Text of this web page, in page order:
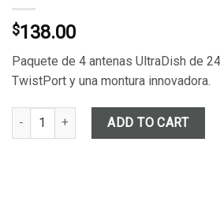
$138.00
Paquete de 4 antenas UltraDish de
TwistPort y una montura innovadora.
UltraDish TP 400 quantityADD TO CART